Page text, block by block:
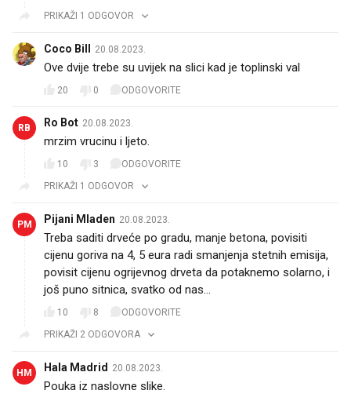
PRIKAŽI 1 ODGOVOR
Coco Bill 20.08.2023.
Ove dvije trebe su uvijek na slici kad je toplinski val
20 0 ODGOVORITE
RB Ro Bot 20.08.2023.
mrzim vrucinu i ljeto.
10 3
ODGOVORITE
PRIKAŽI 1 ODGOVOR
PM Pijani Mladen 20.08.2023.
Treba saditi drveće po gradu, manje betona, povisiti
cijenu goriva na 4, 5 eura radi smanjenja stetnih emisija,
povisit cijenu ogrijevnog drveta da potaknemo solarno, i
još puno sitnica, svatko od nas...
10 8
ODGOVORITE
PRIKAŽI 2 ODGOVORA
HM Hala Madrid 20.08.2023.
Pouka iz naslovne slike.